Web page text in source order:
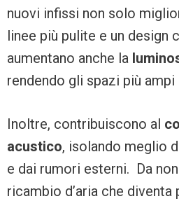
nuovi infissi non solo
linee più pulite e un design
aumentano anche la
rendendo gli spazi più
Inoltre, contribuiscono al
acustico, isolando meglio
e dai rumori esterni. Da
ricambio d’aria che